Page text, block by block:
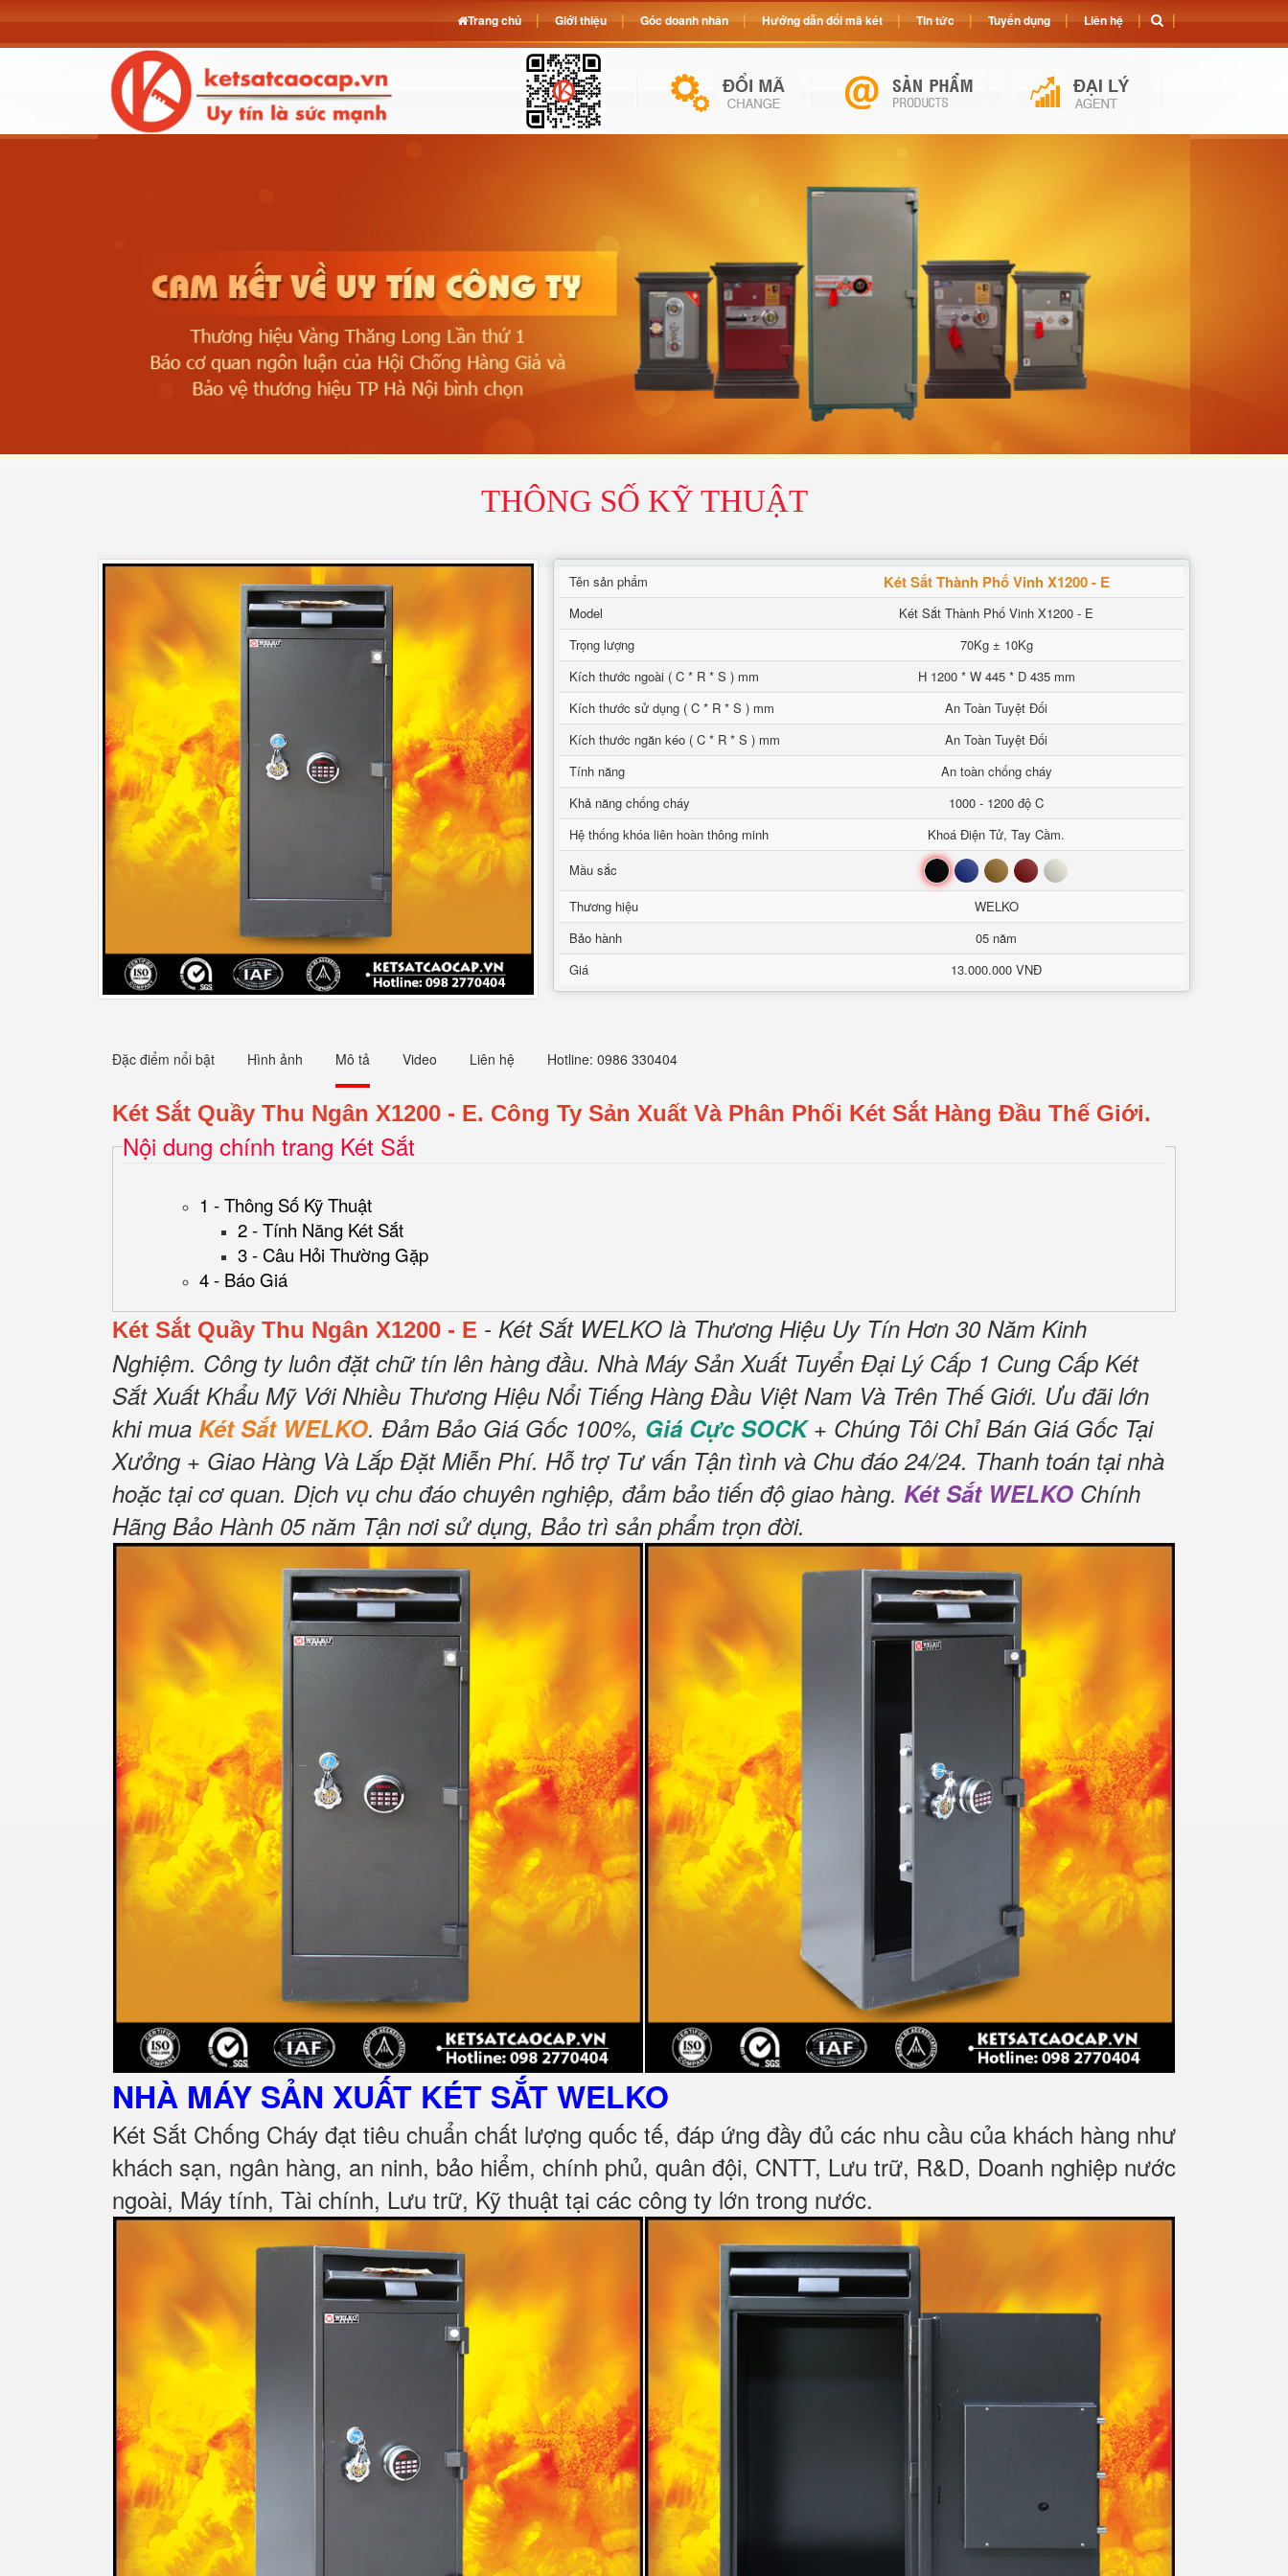
THÔNG SỐ KỸ THUẬT
Tên sản phẩm Két Sắt Thành Phố Vinh X1200 - E
Model
Két Sắt Thành Phố Vinh X1200 - E
Trọng lượng
70Kg ± 10Kg
Kích thước ngoài ( C * R * S ) mm
H 1200 * W 445 * D 435 mm
Kích thước sử dụng ( C * R * S ) mm
An Toàn Tuyệt Đối
Kích thước ngăn kéo ( C * R * S ) mm
An Toàn Tuyệt Đối
Tính năng
An toàn chống cháy
Khả năng chống cháy
1000 - 1200 độ C
Hệ thống khóa liên hoàn thông minh
Khoá Điện Tử, Tay Cầm.
Mầu sắc
Đen Xanh Nâu Đỏ Trắng
Thương hiệu
WELKO
Bảo hành
05 năm
Giá
13.000.000 VNĐ
Đặc điểm nổi bật Hình ảnh Mô tả Video Liên hệ Hotline: 0986 330404
Két Sắt Quầy Thu Ngân X1200 - E. Công Ty Sản Xuất Và Phân Phối Két Sắt Hàng Đầu Thế Giới.
Nội dung chính trang Két Sắt
1 - Thông Số Kỹ Thuật
2 - Tính Năng Két Sắt
3 - Câu Hỏi Thường Gặp
4 - Báo Giá
Két Sắt Quầy Thu Ngân X1200 - E - Két Sắt WELKO là Thương Hiệu Uy Tín Hơn 30 Năm Kinh
Nghiệm. Công ty luôn đặt chữ tín lên hàng đầu. Nhà Máy Sản Xuất Tuyển Đại Lý Cấp 1 Cung Cấp Két
Sắt Xuất Khẩu Mỹ Với Nhiều Thương Hiệu Nổi Tiếng Hàng Đầu Việt Nam Và Trên Thế Giới. Ưu đãi lớn
khi mua Két Sắt WELKO. Đảm Bảo Giá Gốc 100%, Giá Cực SOCK+ Chúng Tôi Chỉ Bán Giá Gốc Tại
Xưởng + Giao Hàng Và Lắp Đặt Miễn Phí. Hỗ trợ Tư vấn Tận tình và Chu đáo 24/24. Thanh toán tại nhà
hoặc tại cơ quan. Dịch vụ chu đáo chuyên nghiệp, đảm bảo tiến độ giao hàng. Két Sắt WELKO Chính
Hãng Bảo Hành 05 năm Tận nơi sử dụng, Bảo trì sản phẩm trọn đời.
NHÀ MÁY SẢN XUẤT KÉT SẮTWELKO
Két Sắt Chống Cháy đạt tiêu chuẩn chất lượng quốc tế, đáp ứng đầy đủ các nhu cầu của khách hàng như
khách sạn, ngân hàng, an ninh, bảo hiểm, chính phủ, quân đội, CNTT, Lưu trữ, R&D, Doanh nghiệp nước
ngoài, Máy tính, Tài chính, Lưu trữ, Kỹ thuật tại các công ty lớn trong nước.
Trang chủ Giới thiệu Góc doanh nhân Hướng dẫn đổi mã két Tin tức Tuyển dụng Liên hệ